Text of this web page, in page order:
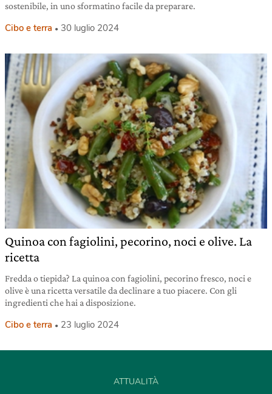
sostenibile, in uno sformatino facile da preparare.
Cibo e terra 30 luglio 2024
Quinoa con fagiolini, pecorino, noci e olive. La
ricetta
Fredda o tiepida? La quinoa con fagiolini, pecorino fresco, noci e
olive è una ricetta versatile da declinare a tuo piacere. Con gli
ingredienti che hai a disposizione.
Cibo e terra 23 luglio 2024
ATTUALITÀ